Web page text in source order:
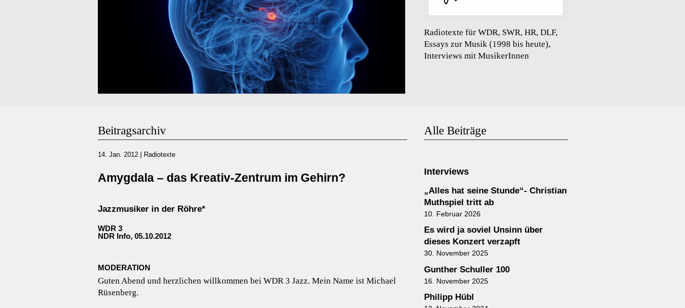
Radiotexte für WDR, SWR, HR, DLF,
Essays zur Musik (1998 bis heute),
Interviews mit MusikerInnen
Beitragsarchiv
14. Jan. 2012 | Radiotexte
Amygdala – das Kreativ-Zentrum im Gehirn?
Jazzmusiker in der Röhre*
WDR 3
NDR Info, 05.10.2012
MODERATION
Guten Abend und herzlichen willkommen bei WDR 3 Jazz. Mein Name ist Michael
Rüsenberg.
Alle Beiträge
Interviews
„Alles hat seine Stunde“- Christian
Muthspiel tritt ab
10. Februar 2026
Es wird ja soviel Unsinn über
dieses Konzert verzapft
30. November 2025
Gunther Schuller 100
16. November 2025
Philipp Hübl